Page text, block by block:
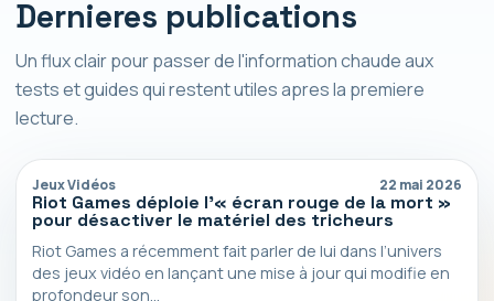
Dernieres publications
Un flux clair pour passer de l'information chaude aux
tests et guides qui restent utiles apres la premiere
lecture.
Jeux Vidéos 22 mai 2026
Riot Games déploie l’« écran rouge de la mort »
pour désactiver le matériel des tricheurs
Riot Games a récemment fait parler de lui dans l’univers
des jeux vidéo en lançant une mise à jour qui modifie en
profondeur son…